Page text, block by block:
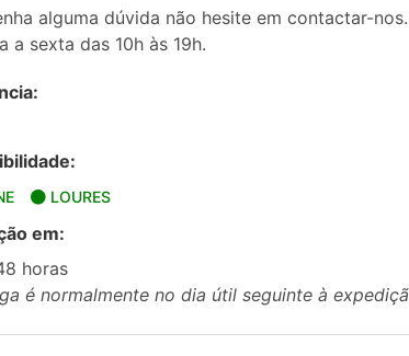
alguma dúvida não hesite em contactar-
a sexta das 10h às 19h.
LOURES
em:
horas
é normalmente no dia útil seguinte à